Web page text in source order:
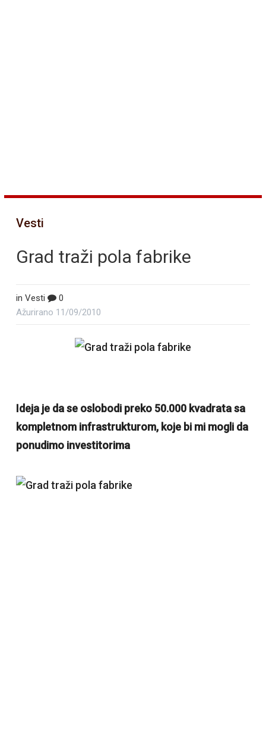
Vesti
Grad traži pola fabrike
in Vesti
0
Ažurirano 11/09/2010
Ideja je da se oslobodi preko 50.000 kvadrata sa
kompletnom infrastrukturom, koje bi mi mogli da
ponudimo investitorima